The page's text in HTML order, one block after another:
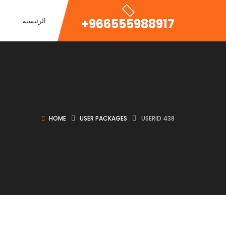
الرئيسية +966555988917
HOME USER PACKAGES USERID 438